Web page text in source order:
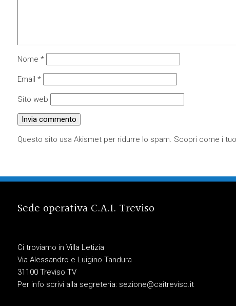
Nome *
Email *
Sito web
Questo sito usa Akismet per ridurre lo spam. Scopri come i
Sede operativa C.A.I. Treviso
Ci troviamo in Villa Letizia
Via Alessandro e Luigino Tandura
31100 Treviso TV
Per info scrivi alla segreteria: sezione@caitreviso.it